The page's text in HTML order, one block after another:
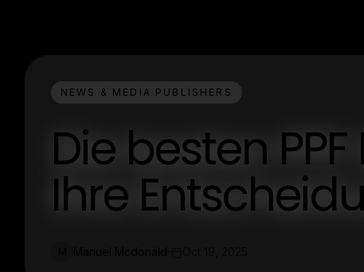
NEWS & MEDIA PUBLISHERS
Die besten
Ihre